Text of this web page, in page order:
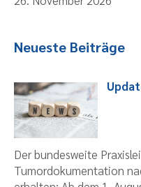
Neueste Beiträge
Der bundesweite
Tumordokumentation